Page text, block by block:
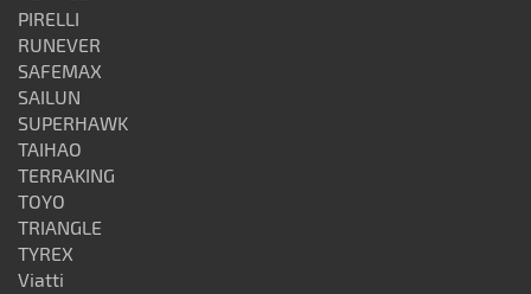
PIRELLI
RUNEVER
SAFEMAX
SAILUN
SUPERHAWK
TAIHAO
TERRAKING
TOYO
TRIANGLE
TYREX
Viatti